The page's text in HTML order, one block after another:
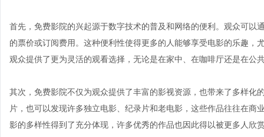
首先，免费影院的兴起源于数字技术的普及和网络的便利。观众可以
的票价或订阅费用。这种便利性使得更多的人能够享受电影的乐趣
观众提供了更为灵活的观看选择，无论是在家中、在咖啡厅还是在公
其次，免费影院不仅为观众提供了丰富的影视资源，也带来了多样化
片，也可以发现许多独立电影、纪录片和老电影，这些作品往往在
影的多样性得到了充分体现，许多优秀的作品也因此得以被更多人欣